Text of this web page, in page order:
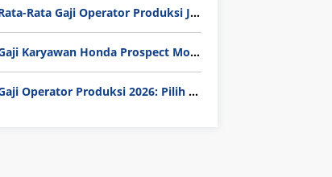
Rata-Rata Gaji Operator Produksi Jabodetabek 2025: Bedah Tuntas UMK, Lemburan, dan Realita Hidup Buruh
Gaji Karyawan Honda Prospect Motor Semua Divisi
Gaji Operator Produksi 2026: Pilih PT Astra Honda Motor (AHM) atau Manufaktur di Jepang?